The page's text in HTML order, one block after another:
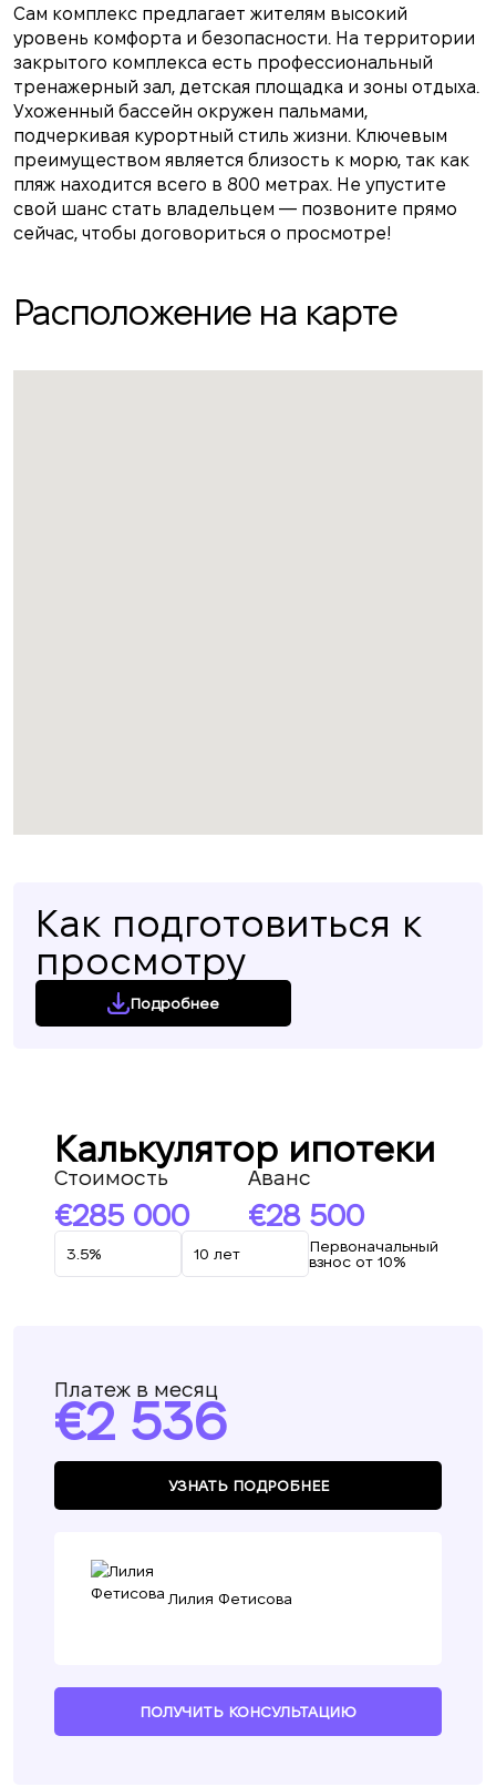
Сам комплекс предлагает жителям высокий
уровень комфорта и безопасности. На территории
закрытого комплекса есть профессиональный
тренажерный зал, детская площадка и зоны отдыха.
Ухоженный бассейн окружен пальмами,
подчеркивая курортный стиль жизни. Ключевым
преимуществом является близость к морю, так как
пляж находится всего в 800 метрах. Не упустите
свой шанс стать владельцем — позвоните прямо
сейчас, чтобы договориться о просмотре!
Расположение на карте
Как подготовиться к
просмотру
Подробнее
Калькулятор ипотеки
Стоимость
285 000
Аванс
28 500
Первоначальный
взнос от 10%
Платеж в месяц
2 536
УЗНАТЬ ПОДРОБНЕЕ
Лилия Фетисова
ПОЛУЧИТЬ КОНСУЛЬТАЦИЮ